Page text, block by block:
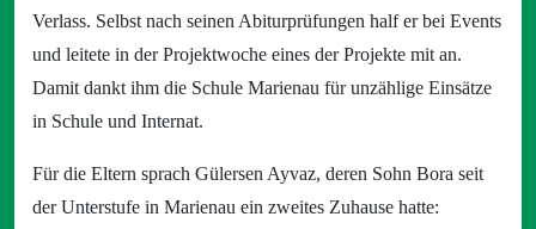
Verlass. Selbst nach seinen Abiturprüfungen half er bei Events
und leitete in der Projektwoche eines der Projekte mit an.
Damit dankt ihm die Schule Marienau für unzählige Einsätze
in Schule und Internat.
Für die Eltern sprach Gülersen Ayvaz, deren Sohn Bora seit
der Unterstufe in Marienau ein zweites Zuhause hatte: